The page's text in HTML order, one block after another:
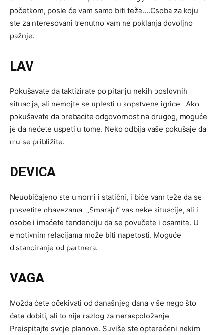
početkom, posle će vam samo biti teže….Osoba za koju
ste zainteresovani trenutno vam ne poklanja dovoljno
pažnje.
LAV
Pokušavate da taktizirate po pitanju nekih poslovnih
situacija, ali nemojte se uplesti u sopstvene igrice…Ako
pokušavate da prebacite odgovornost na drugog, moguće
je da nećete uspeti u tome. Neko odbija vaše pokušaje da
mu se približite.
DEVICA
Neuobičajeno ste umorni i statični, i biće vam teže da se
posvetite obavezama. „Smaraju“ vas neke situacije, ali i
osobe i imaćete tendenciju da se povučete i osamite. U
emotivnim relacijama može biti napetosti. Moguće
distanciranje od partnera.
VAGA
Možda ćete očekivati od današnjeg dana više nego što
ćete dobiti, ali to nije razlog za neraspoloženje.
Preispitajte svoje planove. Suviše ste opterećeni nekim